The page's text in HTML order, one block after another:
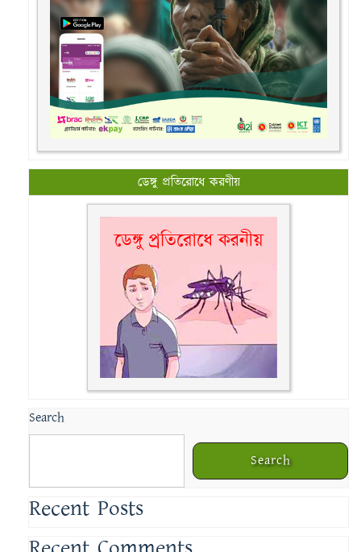
ডেঙ্গু প্রতিরোধে করণীয়
Search
Search
Recent Posts